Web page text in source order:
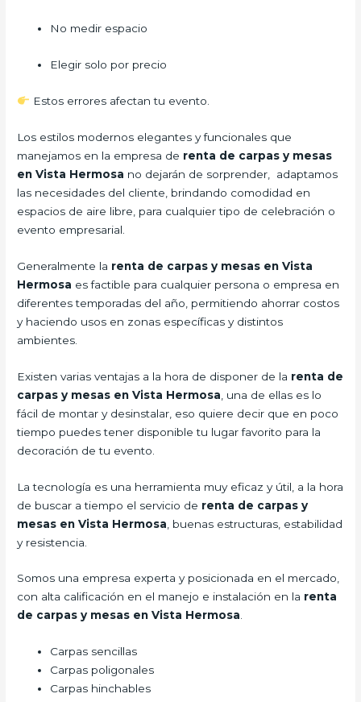
No medir espacio
Elegir solo por precio
Estos errores afectan tu evento.
Los estilos modernos elegantes y funcionales que
manejamos en la empresa de renta de carpas y mesas
en Vista Hermosa no dejarán de sorprender, adaptamos
las necesidades del cliente, brindando comodidad en
espacios de aire libre, para cualquier tipo de celebración o
evento empresarial.
Generalmente la renta de carpas y mesas en Vista
Hermosa es factible para cualquier persona o empresa en
diferentes temporadas del año, permitiendo ahorrar costos
y haciendo usos en zonas específicas y distintos
ambientes.
Existen varias ventajas a la hora de disponer de la renta de
carpas y mesas en Vista Hermosa , una de ellas es lo
fácil de montar y desinstalar, eso quiere decir que en poco
tiempo puedes tener disponible tu lugar favorito para la
decoración de tu evento.
La tecnología es una herramienta muy eficaz y útil, a la hora
de buscar a tiempo el servicio de renta de carpas y
mesas en Vista Hermosa , buenas estructuras, estabilidad
y resistencia.
Somos una empresa experta y posicionada en el mercado,
con alta calificación en el manejo e instalación en la renta
de carpas y mesas en Vista Hermosa.
Carpas sencillas
Carpas poligonales
Carpas hinchables